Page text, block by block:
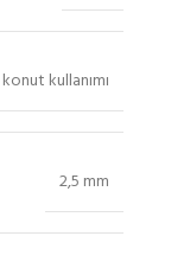
kullanımı
2,5 mm